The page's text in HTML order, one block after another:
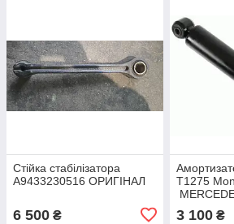
Стійка стабілізатора
A9433230516 ОРИГІНАЛ
6 500 ₴
T1275
3 100₴